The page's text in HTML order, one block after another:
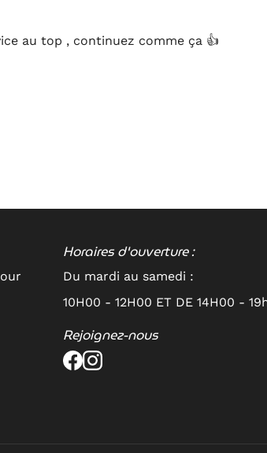
au top , continuez comme ça 👍
Horaires d'ouverture :
Du mardi au samedi :
10H00 - 12H00 ET DE 14H00 -
Rejoignez-nous